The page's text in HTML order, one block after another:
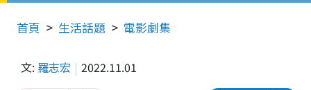
首頁 生活話題 電影劇集
文: 羅志宏 2022.11.01